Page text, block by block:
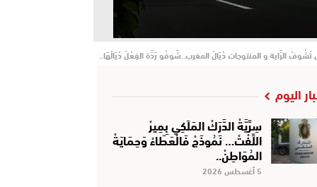
الرَّاية و المنتوجات دْيَالْ المغرب..شَوفُو رَدَّة الفِعْلْ دْيَالْهَا..
اليوم
سِرِّيَّةْ الدَّرَكْ المَلَكِي بِمِيرْ
اللِّفْتْ… نَمُوذَجْ فَالْعَطَاءْ وَحِمَايَةْ
المُوَاطِنْ..
5 أغسطس 2026